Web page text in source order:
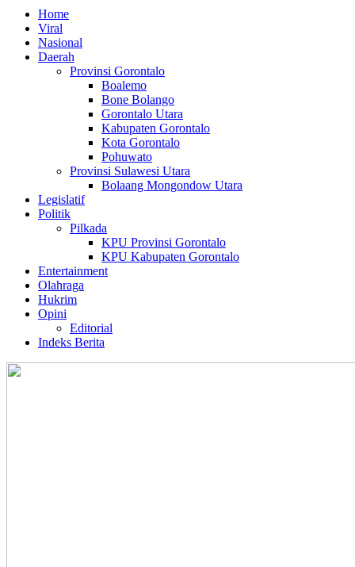
Home
Viral
Nasional
Daerah
Provinsi Gorontalo
Boalemo
Bone Bolango
Gorontalo Utara
Kabupaten Gorontalo
Kota Gorontalo
Pohuwato
Provinsi Sulawesi Utara
Bolaang Mongondow Utara
Legislatif
Politik
Pilkada
KPU Provinsi Gorontalo
KPU Kabupaten Gorontalo
Entertainment
Olahraga
Hukrim
Opini
Editorial
Indeks Berita